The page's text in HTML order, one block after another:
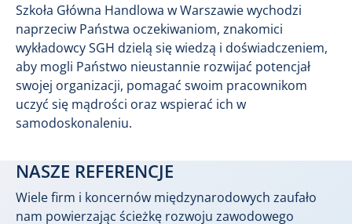
Szkoła Główna Handlowa w Warszawie wychodzi
naprzeciw Państwa oczekiwaniom, znakomici
wykładowcy SGH dzielą się wiedzą i doświadczeniem,
aby mogli Państwo nieustannie rozwijać potencjał
swojej organizacji, pomagać swoim pracownikom
uczyć się mądrości oraz wspierać ich w
samodoskonaleniu.
NASZE REFERENCJE
Wiele firm i koncernów międzynarodowych zaufało
nam powierzając ścieżkę rozwoju zawodowego